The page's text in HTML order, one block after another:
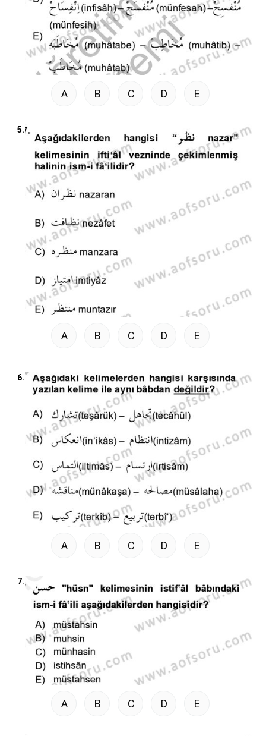
A B C D E
5.
A B C D E
6.
A B C D E
7.
A B C D E